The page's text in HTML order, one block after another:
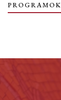
PROGRAMOK